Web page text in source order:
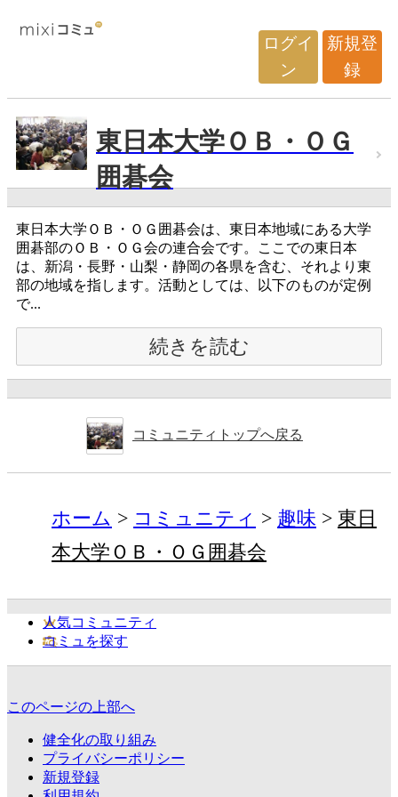
ログイ
ン
新規登
録
東日本大学ＯＢ・ＯＧ
囲碁会
東日本大学ＯＢ・ＯＧ囲碁会は、東日本地域にある大学
囲碁部のＯＢ・ＯＧ会の連合会です。ここでの東日本
は、新潟・長野・山梨・静岡の各県を含む、それより東
部の地域を指します。活動としては、以下のものが定例
で...
続きを読む
コミュニティトップへ戻る
ホーム コミュニティ 趣味
東日
本大学ＯＢ・ＯＧ囲碁会
人気コミュニティ
コミュを探す
このページの上部へ
健全化の取り組み
プライバシーポリシー
新規登録